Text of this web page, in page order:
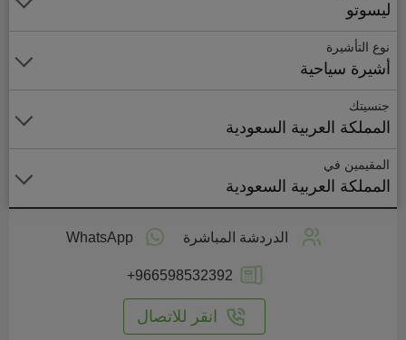
ليسوتو
نوع التأشيرة
أشيرة سياحية
جنسيتك
المملكة العربية السعودية
المقيمين في
المملكة العربية السعودية
الدردشة المباشرة WhatsApp
+966598532392
انقر للاتصال